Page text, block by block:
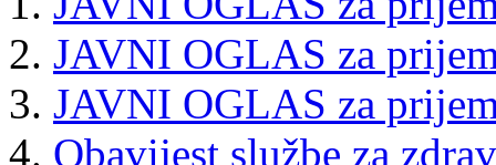
JAVNI OGLAS za
JAVNI OGLAS za
Obavijest službe za